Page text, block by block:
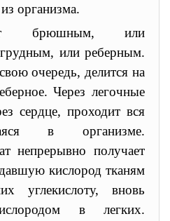
организма.
брюшным, или
или реберным.
очередь, делится на
Через легочные
сердце, проходит вся
в организме.
непрерывно получает
кислород тканям
вновь
в легких.